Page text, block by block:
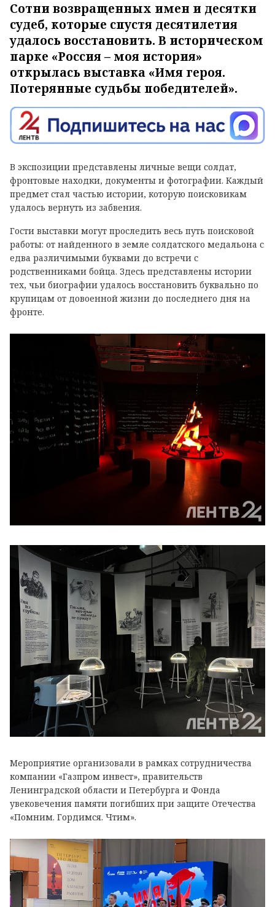
Сотни возвращенных имен и десятки
судеб, которые спустя десятилетия
удалось восстановить. В историческом
парке «Россия – моя история»
открылась выставка «Имя героя.
Потерянные судьбы победителей».
В экспозиции представлены личные вещи солдат,
фронтовые находки, документы и фотографии. Каждый
предмет стал частью истории, которую поисковикам
удалось вернуть из забвения.
Гости выставки могут проследить весь путь поисковой
работы: от найденного в земле солдатского медальона с
едва различимыми буквами до встречи с
родственниками бойца. Здесь представлены истории
тех, чьи биографии удалось восстановить буквально по
крупицам от довоенной жизни до последнего дня на
фронте.
Мероприятие организовали в рамках сотрудничества
компании «Газпром инвест», правительств
Ленинградской области и Петербурга и Фонда
увековечения памяти погибших при защите Отечества
«Помним. Гордимся. Чтим».